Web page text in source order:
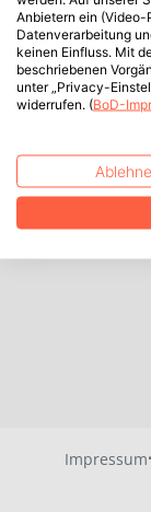
Impressum·
Anbietern ein
Datenverarbeitung
keinen Einfluss. Mit
beschriebenen
unter „Privacy-
widerrufen. (BoD-